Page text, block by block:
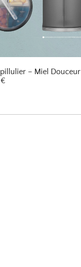
pillulier – Miel Douceur
€